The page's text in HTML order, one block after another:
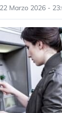
22 Marzo 2026 -